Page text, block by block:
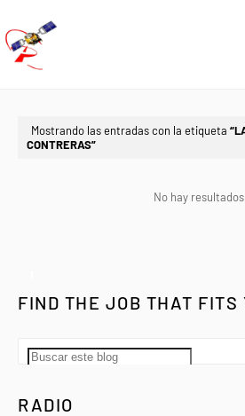
Mostrando las entradas con la etiqueta
CONTRERAS
No hay resultados
FIND THE JOB THAT FITS
RADIO